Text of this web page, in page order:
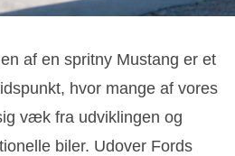
af en spritny Mustang er et
hvor mange af vores
væk fra udviklingen og
biler. Udover Fords